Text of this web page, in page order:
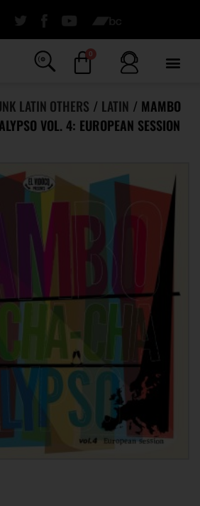
0
LATIN OTHERS / LATIN / MAMBO
VOL. 4: EUROPEAN SESSION